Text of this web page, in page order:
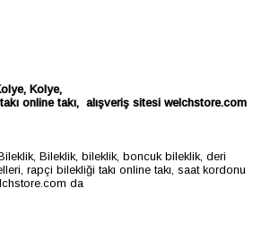
, Kolye,
online takı, alışveriş sitesi welchstore.com
Bileklik, bileklik, boncuk bileklik, deri
rapçi bilekliği takı online takı, saat kordonu
da